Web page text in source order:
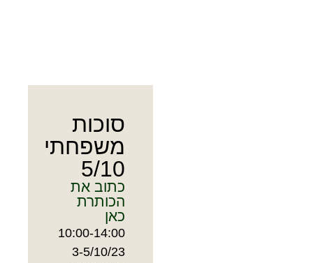
סוכות
משפחתי
5/10
כתוב את
הכותרת
כאן
10:00-14:00
3-5/10/23